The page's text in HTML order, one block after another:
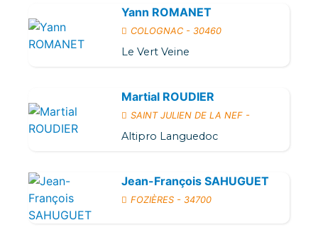
Yann ROMANET
COLOGNAC - 30460
Le Vert Veine
Martial ROUDIER
SAINT JULIEN DE LA NEF -
Altipro Languedoc
Jean-François SAHUGUET
FOZIÈRES - 34700